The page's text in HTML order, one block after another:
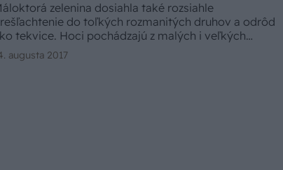
zelenina dosiahla také rozsiahle
do toľkých rozmanitých druhov a odrôd
tekvice. Hoci pochádzajú z malých i veľkých
nejedlých plodov, z ktorých Indiáni
konzumovali len ich výživné semená, dnes rekordné
augusta 2017